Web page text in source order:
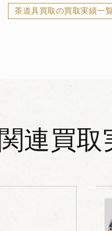
茶道具買取の買取実績一
関連買取